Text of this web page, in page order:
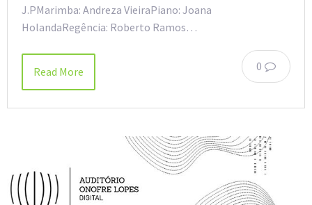
J.PMarimba: Andreza VieiraPiano: Joana
HolandaRegência: Roberto Ramos…
0
Read More